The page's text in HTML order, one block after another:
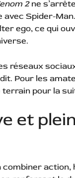
2ne
Spider-
ego, ce qui
réseaux
Pour les
terrain pour la
et
combiner action,